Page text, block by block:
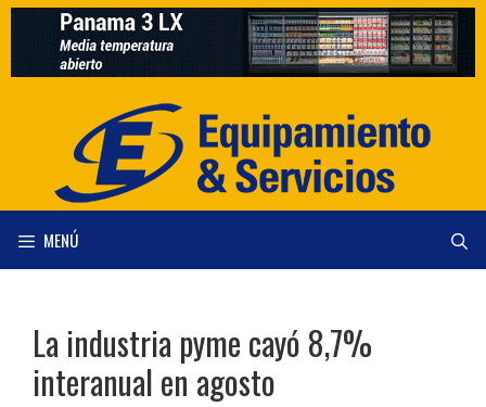
Saltar
contenido
MENÚ
La industria pyme cayó 8,7%
interanual en agosto